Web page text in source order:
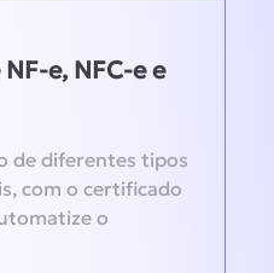
e, NFC-e e
de diferentes tipos
com o certificado
o